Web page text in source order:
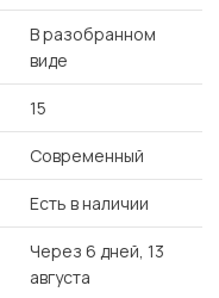
В разобранном
виде
15
Современный
Есть в наличии
Через 6 дней, 13
августа